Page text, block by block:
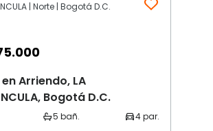
| Norte | Bogotá D.C.
Arriendo, LA
Bogotá D.C.